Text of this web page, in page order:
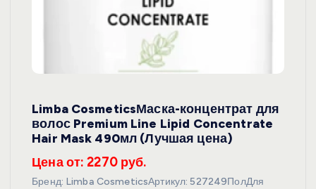
Limba CosmeticsМаска-концентрат для
волос Premium Line Lipid Concentrate
Hair Mask 490мл (Лучшая цена)
Цена от: 2270 руб.
Бренд: Limba CosmeticsАртикул: 527249ПолДля